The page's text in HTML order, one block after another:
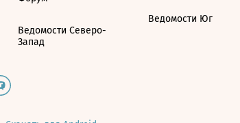
Ведомости Северо-
Запад
Ведомости Юг